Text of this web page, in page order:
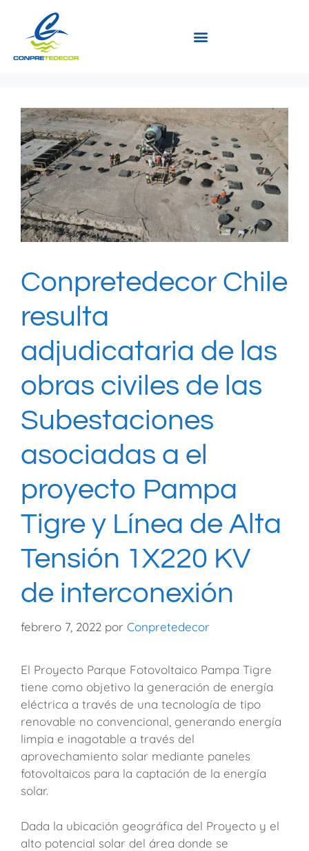
Conpretedecor Chile
resulta
adjudicataria de las
obras civiles de las
Subestaciones
asociadas a el
proyecto Pampa
Tigre y Línea de Alta
Tensión 1X220 KV
de interconexión
febrero 7, 2022 por Conpretedecor
El Proyecto Parque Fotovoltaico Pampa Tigre
tiene como objetivo la generación de energía
eléctrica a través de una tecnología de tipo
renovable no convencional, generando energía
limpia e inagotable a través del
aprovechamiento solar mediante paneles
fotovoltaicos para la captación de la energía
solar.
Dada la ubicación geográfica del Proyecto y el
alto potencial solar del área donde se